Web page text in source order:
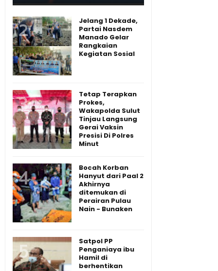
Jelang 1 Dekade,
Partai Nasdem
Manado Gelar
Rangkaian
Kegiatan Sosial
Tetap Terapkan
Prokes,
Wakapolda Sulut
Tinjau Langsung
Gerai Vaksin
Presisi Di Polres
Minut
Bocah Korban
Hanyut dari Paal 2
Akhirnya
ditemukan di
Perairan Pulau
Nain - Bunaken
Satpol PP
Penganiaya ibu
Hamil di
berhentikan